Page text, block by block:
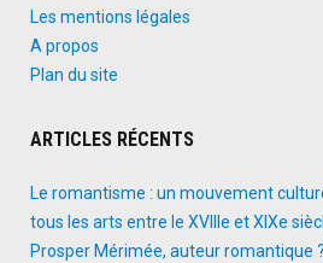
Les mentions légales
A propos
Plan du site
ARTICLES RÉCENTS
Le romantisme : un mouvement
tous les arts entre le XVIIIe et XIXe
Prosper Mérimée, auteur romantique ?